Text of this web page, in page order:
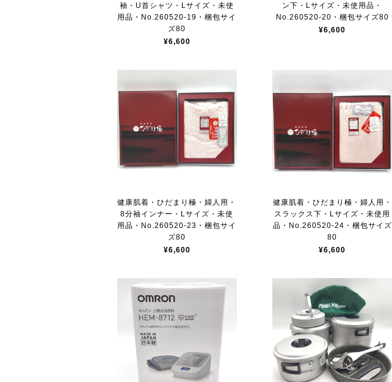
袖・U首シャツ・Lサイズ・未使
用品・No.260520-19・梱包サイ
ズ80
¥6,600
ン下・Lサイズ・未使用品・
No.260520-20・梱包サイズ80
¥6,600
健康肌着・ひだまり極・婦人用・
8分袖インナー・Lサイズ・未使
用品・No.260520-23・梱包サイ
ズ80
¥6,600
健康肌着・ひだまり極・婦人用・
スラックス下・Lサイズ・未使用
品・No.260520-24・梱包サイズ
80
¥6,600